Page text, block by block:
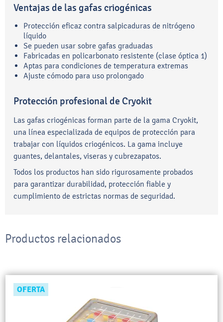
Ventajas de las gafas criogénicas
Protección eficaz contra salpicaduras de nitrógeno
líquido
Se pueden usar sobre gafas graduadas
Fabricadas en policarbonato resistente (clase óptica 1)
Aptas para condiciones de temperatura extremas
Ajuste cómodo para uso prolongado
Protección profesional de Cryokit
Las gafas criogénicas forman parte de la gama Cryokit,
una línea especializada de equipos de protección para
trabajar con líquidos criogénicos. La gama incluye
guantes, delantales, viseras y cubrezapatos.
Todos los productos han sido rigurosamente probados
para garantizar durabilidad, protección fiable y
cumplimiento de estrictas normas de seguridad.
Productos relacionados
OFERTA